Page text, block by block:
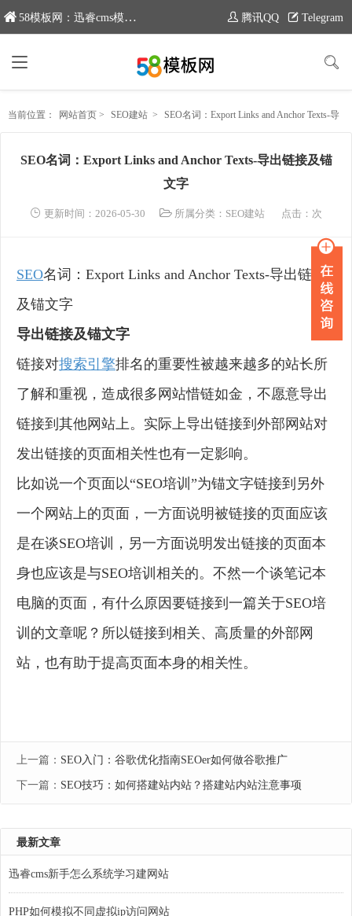
58模板网：迅睿cms模板专业分享平台，新域名：www.moban58.com 腾讯QQ Telegram
当前位置： 网站首页 > SEO建站 > SEO名词：Export Links and Anchor Texts-导出链接及锚文字
SEO名词：Export Links and Anchor Texts-导出链接及锚
文字
更新时间：2026-05-30 所属分类： SEO建站 点击： 次
SEO名词：Export Links and Anchor Texts-导出链接
及锚文字
导出链接及锚文字
链接对搜索引擎排名的重要性被越来越多的站长所
了解和重视，造成很多网站惜链如金，不愿意导出
链接到其他网站上。实际上导出链接到外部网站对
发出链接的页面相关性也有一定影响。
比如说一个页面以“SEO培训”为锚文字链接到另外
一个网站上的页面，一方面说明被链接的页面应该
是在谈SEO培训，另一方面说明发出链接的页面本
身也应该是与SEO培训相关的。不然一个谈笔记本
电脑的页面，有什么原因要链接到一篇关于SEO培
训的文章呢？所以链接到相关、高质量的外部网
站，也有助于提高页面本身的相关性。
上一篇： SEO入门：谷歌优化指南SEOer如何做谷歌推广
下一篇： SEO技巧：如何搭建站内站？搭建站内站注意事项
最新文章
迅睿cms新手怎么系统学习建网站
PHP如何模拟不同虚拟ip访问网站